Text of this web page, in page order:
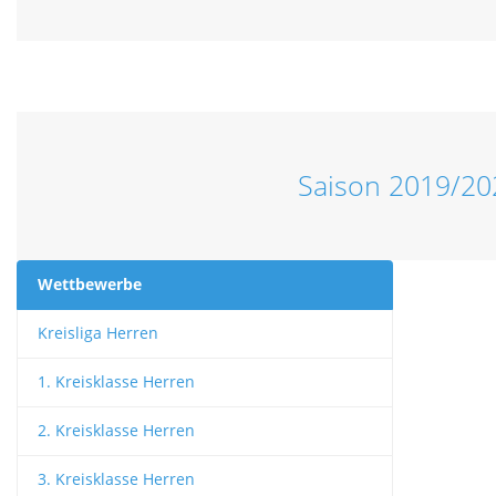
Saison 2019/
Wettbewerbe
Kreisliga Herren
1. Kreisklasse Herren
2. Kreisklasse Herren
3. Kreisklasse Herren